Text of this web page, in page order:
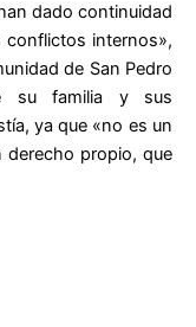
dado continuidad
conflictos internos»,
de San Pedro
su familia y sus
ya que «no es un
derecho propio, que